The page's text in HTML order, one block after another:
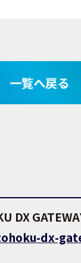
一覧へ戻る
DX
dx-